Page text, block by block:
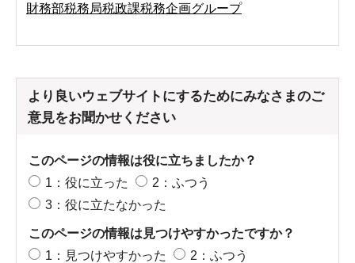
財務部税務局税政課税務企画グループ
より良いウェブサイトにするためにみなさまのご
意見をお聞かせください
このページの情報は役に立ちましたか？
1：役に立った
2：ふつう
3：役に立たなかった
このページの情報は見つけやすかったですか？
1：見つけやすかった
2：ふつう